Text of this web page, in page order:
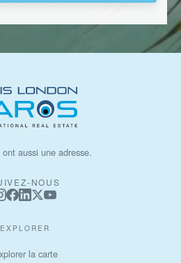
ont aussi une adresse.
NOUS
EXPLORER
la carte